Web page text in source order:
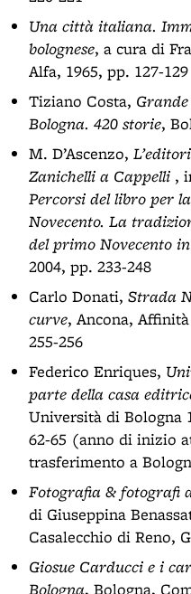
Una città italiana.
bolognese, a cura di
Alfa, 1965, pp. 127-129
Tiziano Costa,
Bologna. 420 storie,
M. D’Ascenzo,
Zanichelli a Cappelli ,
Percorsi del libro per
Novecento. La
del primo Novecento
2004, pp. 233-248
Carlo Donati, Strada
curve, Ancona,
255-256
Federico Enriques,
parte della casa
Università di Bologna
62-65 (anno di inizio
trasferimento a
Fotografia & fotografi
di Giuseppina
Casalecchio di Reno,
Giosue Carducci e i
Bologna, Bologna,